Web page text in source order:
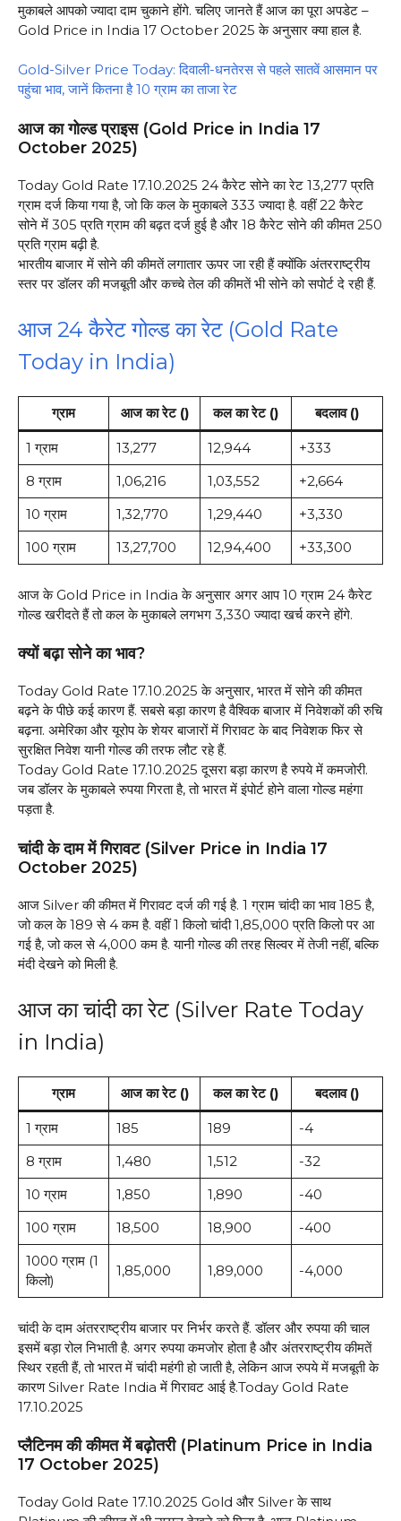
मुकाबले आपको ज्यादा दाम चुकाने होंगे. चलिए जानते हैं आज का पूरा अपडेट –
Gold Price in India 17 October 2025 के अनुसार क्या हाल है.
Gold-Silver Price Today: दिवाली-धनतेरस से पहले सातवें आसमान पर
पहुंचा भाव, जानें कितना है 10 ग्राम का ताजा रेट
आज का गोल्ड प्राइस (Gold Price in India 17
October 2025)
Today Gold Rate 17.10.2025 24 कैरेट सोने का रेट ₹13,277 प्रति
ग्राम दर्ज किया गया है, जो कि कल के मुकाबले ₹333 ज्यादा है. वहीं 22 कैरेट
सोने में ₹305 प्रति ग्राम की बढ़त दर्ज हुई है और 18 कैरेट सोने की कीमत ₹250
प्रति ग्राम बढ़ी है.
भारतीय बाजार में सोने की कीमतें लगातार ऊपर जा रही हैं क्योंकि अंतरराष्ट्रीय
स्तर पर डॉलर की मजबूती और कच्चे तेल की कीमतें भी सोने को सपोर्ट दे रही हैं.
आज 24 कैरेट गोल्ड का रेट (Gold Rate
Today in India)
ग्राम आज का रेट (₹) कल का रेट (₹) बदलाव (₹)
1 ग्राम ₹13,277 ₹12,944
+₹333
8 ग्राम
₹1,06,216 ₹1,03,552
+₹2,664
10 ग्राम
₹1,32,770 ₹1,29,440
+₹3,330
100 ग्राम
₹13,27,700 ₹12,94,400 +₹33,300
आज के Gold Price in India के अनुसार अगर आप 10 ग्राम 24 कैरेट
गोल्ड खरीदते हैं तो कल के मुकाबले लगभग ₹3,330 ज्यादा खर्च करने होंगे.
क्यों बढ़ा सोने का भाव?
Today Gold Rate 17.10.2025 के अनुसार, भारत में सोने की कीमत
बढ़ने के पीछे कई कारण हैं. सबसे बड़ा कारण है वैश्विक बाजार में निवेशकों की रुचि
बढ़ना. अमेरिका और यूरोप के शेयर बाजारों में गिरावट के बाद निवेशक फिर से
सुरक्षित निवेश यानी गोल्ड की तरफ लौट रहे हैं.
Today Gold Rate 17.10.2025 दूसरा बड़ा कारण है रुपये में कमजोरी.
जब डॉलर के मुकाबले रुपया गिरता है, तो भारत में इंपोर्ट होने वाला गोल्ड महंगा
पड़ता है.
चांदी के दाम में गिरावट (Silver Price in India 17
October 2025)
आज Silver की कीमत में गिरावट दर्ज की गई है. 1 ग्राम चांदी का भाव ₹185 है,
जो कल के ₹189 से ₹4 कम है. वहीं 1 किलो चांदी ₹1,85,000 प्रति किलो पर आ
गई है, जो कल से ₹4,000 कम है. यानी गोल्ड की तरह सिल्वर में तेजी नहीं, बल्कि
मंदी देखने को मिली है.
आज का चांदी का रेट (Silver Rate Today
in India)
ग्राम आज का रेट (₹) कल का रेट (₹) बदलाव (₹)
1 ग्राम ₹185 ₹189
-₹4
8 ग्राम
₹1,480 ₹1,512
-₹32
10 ग्राम
₹1,850 ₹1,890
-₹40
100 ग्राम
₹18,500 ₹18,900
-₹400
1000 ग्राम (1
किलो)
₹1,85,000 ₹1,89,000 -₹4,000
चांदी के दाम अंतरराष्ट्रीय बाजार पर निर्भर करते हैं. डॉलर और रुपया की चाल
इसमें बड़ा रोल निभाती है. अगर रुपया कमजोर होता है और अंतरराष्ट्रीय कीमतें
स्थिर रहती हैं, तो भारत में चांदी महंगी हो जाती है, लेकिन आज रुपये में मजबूती के
कारण Silver Rate India में गिरावट आई है.Today Gold Rate
17.10.2025
प्लैटिनम की कीमत में बढ़ोतरी (Platinum Price in India
17 October 2025)
Today Gold Rate 17.10.2025 Gold और Silver के साथ